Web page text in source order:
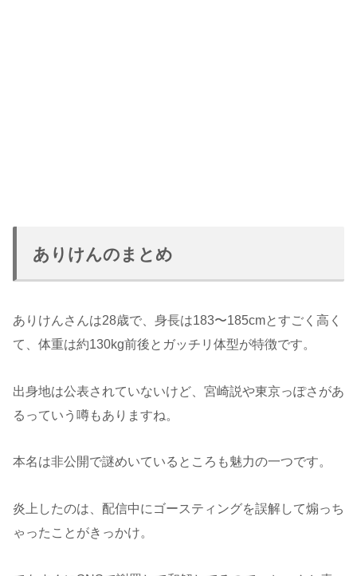
ありけんのまとめ
ありけんさんは28歳で、身長は183〜185cmとすごく高く
て、体重は約130kg前後とガッチリ体型が特徴です。
出身地は公表されていないけど、宮崎説や東京っぽさがあ
るっていう噂もありますね。
本名は非公開で謎めいているところも魅力の一つです。
炎上したのは、配信中にゴースティングを誤解して煽っち
ゃったことがきっかけ。